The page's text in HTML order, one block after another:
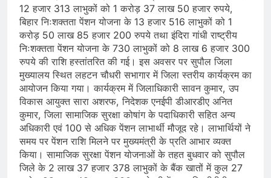
12 हजार 313 लाभुकों को 1 करोड़ 37 लाख 50 हजार रुपये,
बिहार निःशक्तता पेंशन योजना के 13 हजार 516 लाभुकों को 1
करोड़ 50 लाख 85 हजार 200 रुपये तथा इंदिरा गांधी राष्ट्रीय
निःशक्तता पेंशन योजना के 730 लाभुकों को 8 लाख 6 हजार 300
रुपये की राशि हस्तांतरित की गई। इस अवसर पर सुपौल जिला
मुख्यालय स्थित लहटन चौधरी सभागार में जिला स्तरीय कार्यक्रम का
आयोजन किया गया। कार्यक्रम में जिलाधिकारी सावन कुमार, उप
विकास आयुक्त सारा अशरफ, निदेशक एनईपी डीआरडीए अनित
कुमार, जिला सामाजिक सुरक्षा कोषांग के पदाधिकारी सहित अन्य
अधिकारी एवं 100 से अधिक पेंशन लाभार्थी मौजूद रहे। लाभार्थियों ने
समय पर पेंशन राशि मिलने पर मुख्यमंत्री के प्रति आभार व्यक्त
किया। सामाजिक सुरक्षा पेंशन योजनाओं के तहत बुधवार को सुपौल
जिले के 2 लाख 37 हजार 378 लाभुकों के बैंक खातों में कुल 27